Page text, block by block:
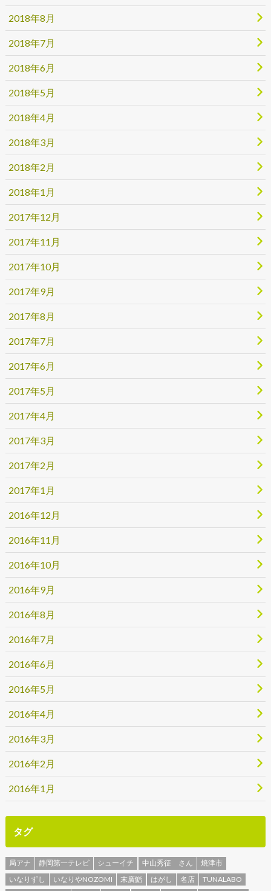
2018年8月
2018年7月
2018年6月
2018年5月
2018年4月
2018年3月
2018年2月
2018年1月
2017年12月
2017年11月
2017年10月
2017年9月
2017年8月
2017年7月
2017年6月
2017年5月
2017年4月
2017年3月
2017年2月
2017年1月
2016年12月
2016年11月
2016年10月
2016年9月
2016年8月
2016年7月
2016年6月
2016年5月
2016年4月
2016年3月
2016年2月
2016年1月
タグ
局アナ 静岡第一テレビ シューイチ 中山秀征 さん
焼津市
いなりずし
いなりやNOZOMI 末廣鮨 はがし 名店
TUNALABO